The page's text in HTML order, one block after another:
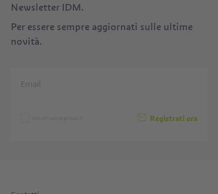
Newsletter IDM.
Per essere sempre aggiornati sulle ultime
novità.
Registrati ora